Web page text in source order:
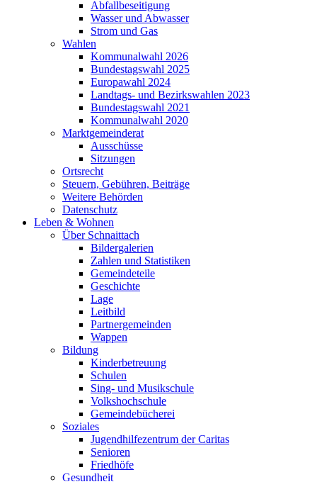
Abfallbeseitigung
Wasser und Abwasser
Strom und Gas
Wahlen
Kommunalwahl 2026
Bundestagswahl 2025
Europawahl 2024
Landtags- und Bezirkswahlen 2023
Bundestagswahl 2021
Kommunalwahl 2020
Marktgemeinderat
Ausschüsse
Sitzungen
Ortsrecht
Steuern, Gebühren, Beiträge
Weitere Behörden
Datenschutz
Leben & Wohnen
Über Schnaittach
Bildergalerien
Zahlen und Statistiken
Gemeindeteile
Geschichte
Lage
Leitbild
Partnergemeinden
Wappen
Bildung
Kinderbetreuung
Schulen
Sing- und Musikschule
Volkshochschule
Gemeindebücherei
Soziales
Jugendhilfezentrum der Caritas
Senioren
Friedhöfe
Gesundheit